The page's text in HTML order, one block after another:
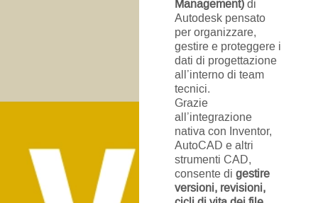
Management)di
Autodesk pensato
per organizzare,
gestire e proteggere i
dati di progettazione
all’interno di team
tecnici.
Grazie
all’integrazione
nativa con Inventor,
AutoCAD e altri
strumenti CAD,
consente di gestire
versioni, revisioni,